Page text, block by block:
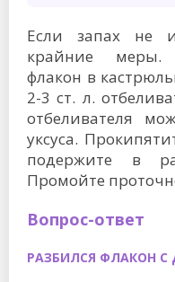
Если запах не
крайние меры.
флакон в
2-3 ст. л.
отбеливателя
уксуса.
подержите в
Промойте
Вопрос-ответ
РАЗБИЛСЯ ФЛАКОН С